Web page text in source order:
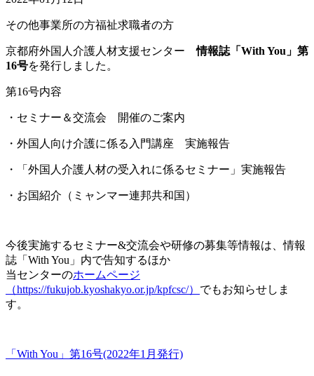
その他事業所の方福祉求職者の方
京都府外国人介護人材支援センター情報誌「With You」第
16号を発行しました。
第16号内容
・セミナー＆交流会 開催のご案内
・外国人向け介護に係る入門講座 実施報告
・「外国人介護人材の受入れに係るセミナー」実施報告
・お国紹介（ミャンマー連邦共和国）
今後実施するセミナー&交流会や研修の募集等情報は、情報
誌「With You」内で告知するほか
当センターのホームページ
（https://fukujob.kyoshakyo.or.jp/kpfcsc/） でもお知らせしま
す。
「With You」第16号(2022年1月発行)